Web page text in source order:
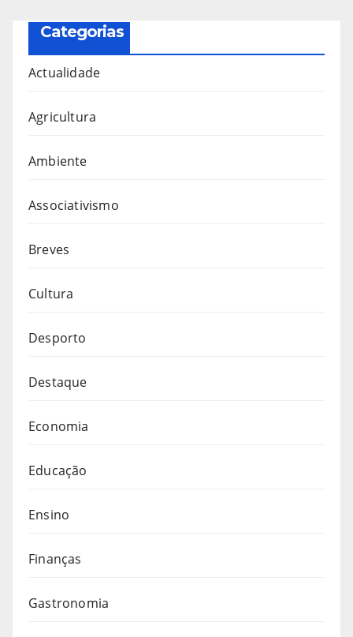
Categorias
Actualidade
Agricultura
Ambiente
Associativismo
Breves
Cultura
Desporto
Destaque
Economia
Educação
Ensino
Finanças
Gastronomia